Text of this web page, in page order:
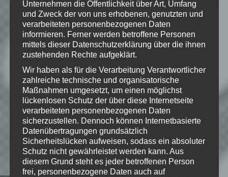
Schreibe einen Kommentar
Deine E-Mail-Adresse wird nicht
veröffentlicht. Erforderliche Felder
sind mit*markiert
Kommentar*
Unternehmen die Öffentlichkeit über Art, Umfang
und Zweck der von uns erhobenen, genutzten und
verarbeiteten personenbezogenen Daten
informieren. Ferner werden betroffene Personen
mittels dieser Datenschutzerklärung über die ihnen
zustehenden Rechte aufgeklärt.
Wir haben als für die Verarbeitung Verantwortlicher
zahlreiche technische und organisatorische
Maßnahmen umgesetzt, um einen möglichst
lückenlosen Schutz der über diese Internetseite
verarbeiteten personenbezogenen Daten
sicherzustellen. Dennoch können Internetbasierte
Datenübertragungen grundsätzlich
Sicherheitslücken aufweisen, sodass ein absoluter
Schutz nicht gewährleistet werden kann. Aus
diesem Grund steht es jeder betroffenen Person
frei, personenbezogene Daten auch auf